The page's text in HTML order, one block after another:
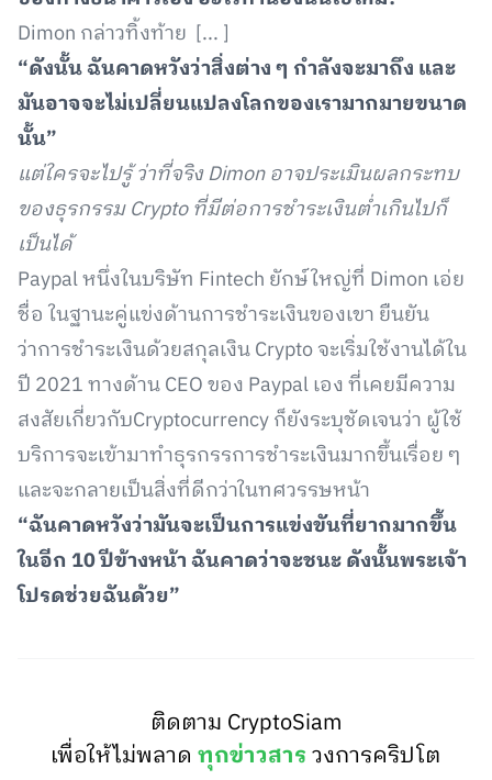
Dimon กล่าวทิ้งท้าย [... ]
“ดังนั้น ฉันคาดหวังว่าสิ่งต่าง ๆ กำลังจะมาถึง และ
มันอาจจะไม่เปลี่ยนแปลงโลกของเรามากมายขนาด
นั้น”
แต่ใครจะไปรู้ ว่าที่จริง Dimon อาจประเมินผลกระทบ
ของธุรกรรม Crypto ที่มีต่อการชำระเงินต่ำเกินไปก็
เป็นได้
Paypal หนึ่งในบริษัท Fintech ยักษ์ใหญ่ที่ Dimon เอ่ย
ชื่อ ในฐานะคู่แข่งด้านการชำระเงินของเขา ยืนยัน
ว่าการชำระเงินด้วยสกุลเงิน Crypto จะเริ่มใช้งานได้ใน
ปี 2021 ทางด้าน CEO ของ Paypal เอง ที่เคยมีความ
สงสัยเกี่ยวกับCryptocurrency ก็ยังระบุชัดเจนว่า ผู้ใช้
บริการจะเข้ามาทำธุรกรรการชำระเงินมากขึ้นเรื่อย ๆ
และจะกลายเป็นสิ่งที่ดีกว่าในทศวรรษหน้า
“ฉันคาดหวังว่ามันจะเป็นการแข่งขันที่ยากมากขึ้น
ในอีก 10 ปีข้างหน้า ฉันคาดว่าจะชนะ ดังนั้นพระเจ้า
โปรดช่วยฉันด้วย”
ติดตาม CryptoSiam
เพื่อให้ไม่พลาดทุกข่าวสารวงการคริปโต